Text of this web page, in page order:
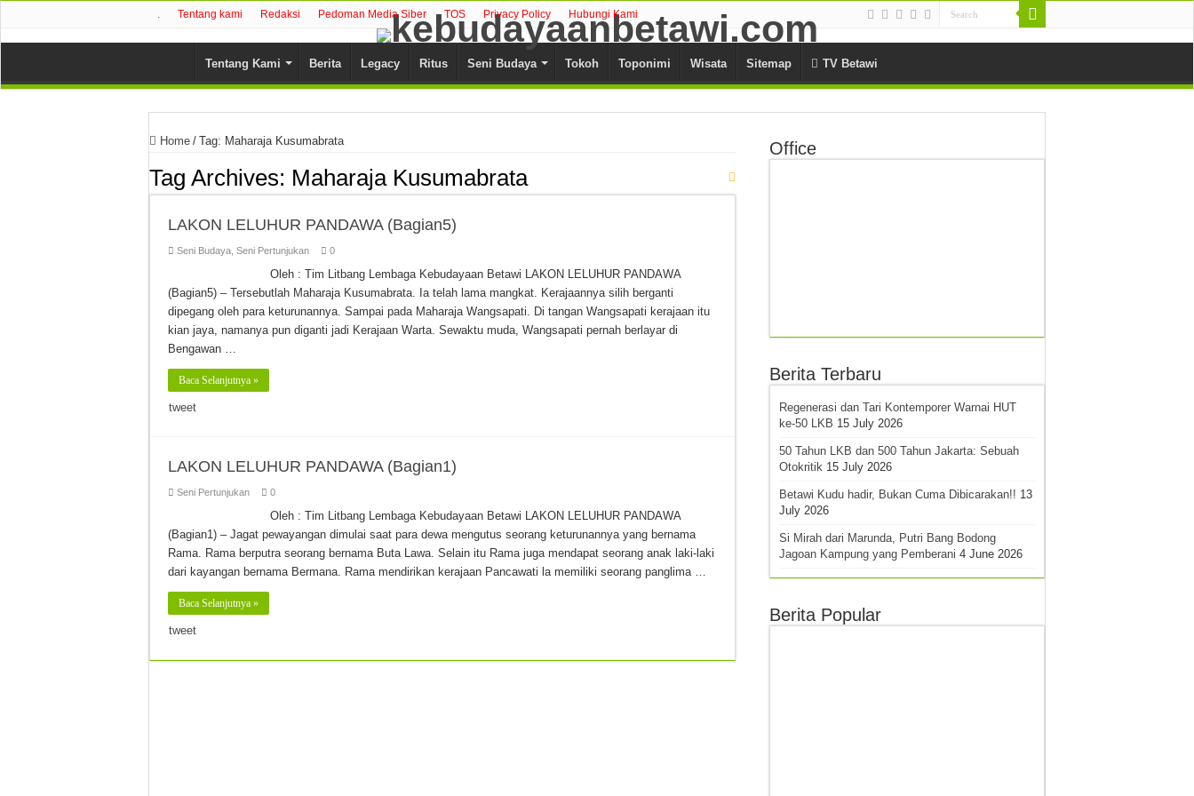
. Tentang kami Redaksi Pedoman Media Siber TOS Privacy Policy Hubungi Kami
Tentang Kami Berita Legacy Ritus Seni Budaya Tokoh Toponimi Wisata Sitemap TV Betawi
Home / Tag: Maharaja Kusumabrata
Tag Archives: Maharaja Kusumabrata
LAKON LELUHUR PANDAWA (Bagian5)
Seni Budaya Seni Pertunjukan 0
Oleh : Tim Litbang Lembaga Kebudayaan Betawi LAKON LELUHUR PANDAWA
(Bagian5) – Tersebutlah Maharaja Kusumabrata. Ia telah lama mangkat. Kerajaannya silih berganti
dipegang oleh para keturunannya. Sampai pada Maharaja Wangsapati. Di tangan Wangsapati kerajaan itu
kian jaya, namanya pun diganti jadi Kerajaan Warta. Sewaktu muda, Wangsapati pernah berlayar di
Bengawan …
Baca Selanjutnya »
tweet
LAKON LELUHUR PANDAWA (Bagian1)
Seni Pertunjukan 0
Oleh : Tim Litbang Lembaga Kebudayaan Betawi LAKON LELUHUR PANDAWA
(Bagian1) – Jagat pewayangan dimulai saat para dewa mengutus seorang keturunannya yang bernama
Rama. Rama berputra seorang bernama Buta Lawa. Selain itu Rama juga mendapat seorang anak laki-laki
dari kayangan bernama Bermana. Rama mendirikan kerajaan Pancawati la memiliki seorang panglima …
Baca Selanjutnya »
tweet
Office
Berita Terbaru
Regenerasi dan Tari Kontemporer Warnai HUT
ke-50 LKB 15 July 2026
50 Tahun LKB dan 500 Tahun Jakarta: Sebuah
Otokritik 15 July 2026
Betawi Kudu hadir, Bukan Cuma Dibicarakan!! 13
July 2026
Si Mirah dari Marunda, Putri Bang Bodong
Jagoan Kampung yang Pemberani 4 June 2026
Berita Popular